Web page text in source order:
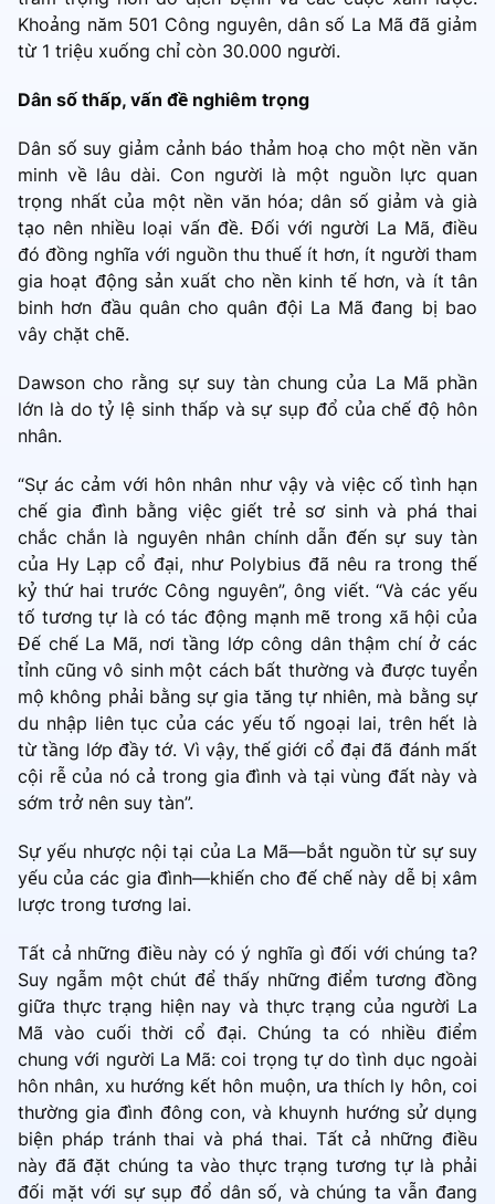
Khoảng năm 501 Công nguyên, dân số La Mã đã giảm
từ 1 triệu xuống chỉ còn 30.000 người.
Dân số thấp, vấn đề nghiêm trọng
Dân số suy giảm cảnh báo thảm hoạ cho một nền văn
minh về lâu dài. Con người là một nguồn lực quan
trọng nhất của một nền văn hóa; dân số giảm và già
tạo nên nhiều loại vấn đề. Đối với người La Mã, điều
đó đồng nghĩa với nguồn thu thuế ít hơn, ít người tham
gia hoạt động sản xuất cho nền kinh tế hơn, và ít tân
binh hơn đầu quân cho quân đội La Mã đang bị bao
vây chặt chẽ.
Dawson cho rằng sự suy tàn chung của La Mã phần
lớn là do tỷ lệ sinh thấp và sự sụp đổ của chế độ hôn
nhân.
“Sự ác cảm với hôn nhân như vậy và việc cố tình hạn
chế gia đình bằng việc giết trẻ sơ sinh và phá thai
chắc chắn là nguyên nhân chính dẫn đến sự suy tàn
của Hy Lạp cổ đại, như Polybius đã nêu ra trong thế
kỷ thứ hai trước Công nguyên”, ông viết. “Và các yếu
tố tương tự là có tác động mạnh mẽ trong xã hội của
Đế chế La Mã, nơi tầng lớp công dân thậm chí ở các
tỉnh cũng vô sinh một cách bất thường và được tuyển
mộ không phải bằng sự gia tăng tự nhiên, mà bằng sự
du nhập liên tục của các yếu tố ngoại lai, trên hết là
từ tầng lớp đầy tớ. Vì vậy, thế giới cổ đại đã đánh mất
cội rễ của nó cả trong gia đình và tại vùng đất này và
sớm trở nên suy tàn”.
Sự yếu nhược nội tại của La Mã—bắt nguồn từ sự suy
yếu của các gia đình—khiến cho đế chế này dễ bị xâm
lược trong tương lai.
Tất cả những điều này có ý nghĩa gì đối với chúng ta?
Suy ngẫm một chút để thấy những điểm tương đồng
giữa thực trạng hiện nay và thực trạng của người La
Mã vào cuối thời cổ đại. Chúng ta có nhiều điểm
chung với người La Mã: coi trọng tự do tình dục ngoài
hôn nhân, xu hướng kết hôn muộn, ưa thích ly hôn, coi
thường gia đình đông con, và khuynh hướng sử dụng
biện pháp tránh thai và phá thai. Tất cả những điều
này đã đặt chúng ta vào thực trạng tương tự là phải
đối mặt với sự sụp đổ dân số, và chúng ta vẫn đang